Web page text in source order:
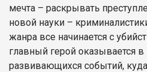
мечта – раскрывать
новой науки –
жанра все начинается с
главный герой оказывается
развивающихся событий,